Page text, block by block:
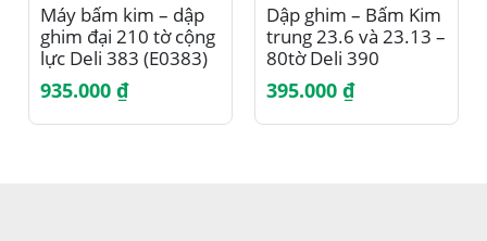
Máy bấm kim – dập
ghim đại 210 tờ cộng
lực Deli 383 (E0383)
935.000 ₫
Dập ghim – Bấm Kim
trung 23.6 và 23.13 –
80tờ Deli 390
(E0390)
395.000 ₫